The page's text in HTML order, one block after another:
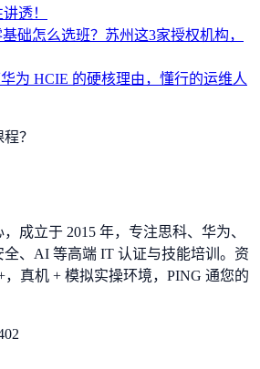
透！
础怎么选班？苏州这3家授权机构，
为 HCIE 的硬核理由，懂行的运维人
？
成立于 2015 年，专注思科、华为、
、AI 等高端 IT 认证与技能培训。资
真机 + 模拟实操环境， PING 通您的